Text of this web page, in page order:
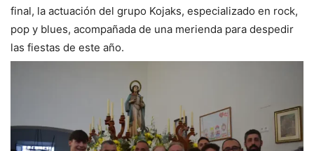
final, la actuación del grupo Kojaks, especializado en rock,
pop y blues, acompañada de una merienda para despedir
las fiestas de este año.